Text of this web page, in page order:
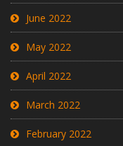
June 2022
May 2022
April 2022
March 2022
February 2022